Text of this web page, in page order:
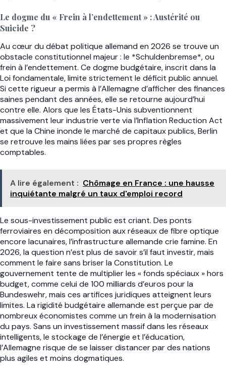
Le dogme du « Frein à l’endettement » : Austérité ou
Suicide ?
Au cœur du débat politique allemand en 2026 se trouve un
obstacle constitutionnel majeur : le *Schuldenbremse*, ou
frein à l’endettement. Ce dogme budgétaire, inscrit dans la
Loi fondamentale, limite strictement le déficit public annuel.
Si cette rigueur a permis à l’Allemagne d’afficher des finances
saines pendant des années, elle se retourne aujourd’hui
contre elle. Alors que les États-Unis subventionnent
massivement leur industrie verte via l’Inflation Reduction Act
et que la Chine inonde le marché de capitaux publics, Berlin
se retrouve les mains liées par ses propres règles
comptables.
A lire également : Chômage en France : une hausse
inquiétante malgré un taux d'emploi record
Le sous-investissement public est criant. Des ponts
ferroviaires en décomposition aux réseaux de fibre optique
encore lacunaires, l’infrastructure allemande crie famine. En
2026, la question n’est plus de savoir s’il faut investir, mais
comment le faire sans briser la Constitution. Le
gouvernement tente de multiplier les « fonds spéciaux » hors
budget, comme celui de 100 milliards d’euros pour la
Bundeswehr, mais ces artifices juridiques atteignent leurs
limites. La rigidité budgétaire allemande est perçue par de
nombreux économistes comme un frein à la modernisation
du pays. Sans un investissement massif dans les réseaux
intelligents, le stockage de l’énergie et l’éducation,
l’Allemagne risque de se laisser distancer par des nations
plus agiles et moins dogmatiques.